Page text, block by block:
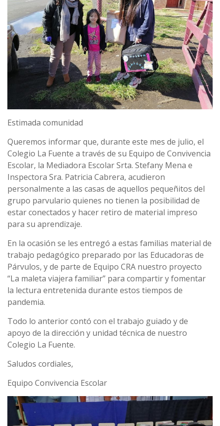
Estimada comunidad
Queremos informar que, durante este mes de julio, el
Colegio La Fuente a través de su Equipo de Convivencia
Escolar, la Mediadora Escolar Srta. Stefany Mena e
Inspectora Sra. Patricia Cabrera, acudieron
personalmente a las casas de aquellos pequeñitos del
grupo parvulario quienes no tienen la posibilidad de
estar conectados y hacer retiro de material impreso
para su aprendizaje.
En la ocasión se les entregó a estas familias material de
trabajo pedagógico preparado por las Educadoras de
Párvulos, y de parte de Equipo CRA nuestro proyecto
“La maleta viajera familiar” para compartir y fomentar
la lectura entretenida durante estos tiempos de
pandemia.
Todo lo anterior contó con el trabajo guiado y de
apoyo de la dirección y unidad técnica de nuestro
Colegio La Fuente.
Saludos cordiales,
Equipo Convivencia Escolar